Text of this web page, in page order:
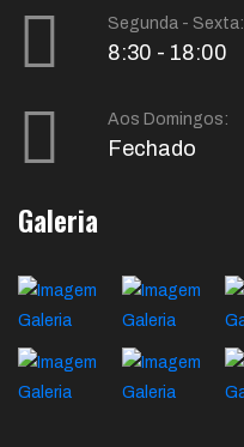
Segunda - Sexta:
8:30 - 18:00
Aos Domingos:
Fechado
Galeria